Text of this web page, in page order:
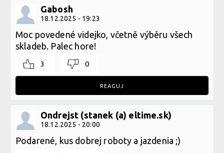
Gabosh
18.12.2025 - 19:23
Moc povedené videjko, včetně výběru všech
skladeb. Palec hore!
3 0
REAGUJ
Ondrejst (stanek (a) eltime.sk)
18.12.2025 - 20:00
Podarené, kus dobrej roboty a jazdenia ;)